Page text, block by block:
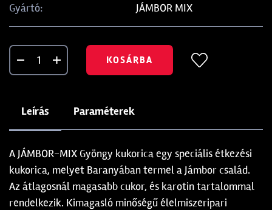
Gyártó:
JÁMBOR MIX
KOSÁRBA
Leírás Paraméterek
A JÁMBOR-MIX Gyöngy kukorica egy speciális étkezési
kukorica, melyet Baranyában termel a Jámbor család.
Az átlagosnál magasabb cukor, és karotin tartalommal
rendelkezik. Kimagasló minőségű élelmiszeripari